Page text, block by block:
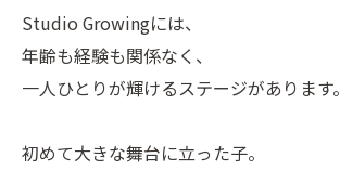
Studio Growingには、
年齢も経験も関係なく、
一人ひとりが輝けるステージがあります。
初めて大きな舞台に立った子。